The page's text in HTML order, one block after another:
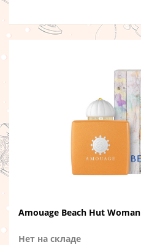
Amouage Beach Hut Woman
Нет на складе